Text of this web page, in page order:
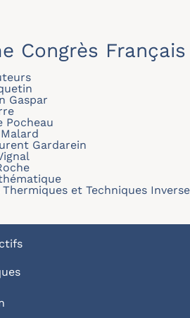
Congrès
Gaspar
Pocheau
Gardarein
Thermiques et Techniques